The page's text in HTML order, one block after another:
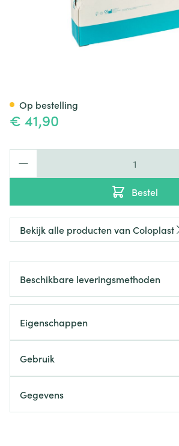
€ 41,90
Bestel
Op bestelling
Bekijk alle producten van Coloplast
Beschikbare leveringsmethoden
Eigenschappen
Gebruik
Gegevens